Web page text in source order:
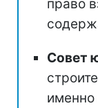
право
Совет
именно